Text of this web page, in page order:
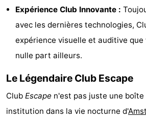
vue
Croisières
Experiences
Villages
&
villes
Visites
guidées
Sports
Expérience Club Innovante :
avec les dernières technologies,
expérience visuelle et auditive
nulle part ailleurs.
Le Légendaire Club Escape
Club Escape n'est pas juste une
institution dans la vie nocturne d'